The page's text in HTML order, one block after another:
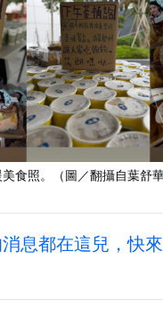
食照。（圖／翻攝自葉舒
息都在這兒，快